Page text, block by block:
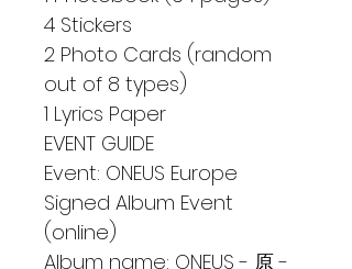
4 Stickers
2 Photo Cards (random
out of 8 types)
1 Lyrics Paper
EVENT GUIDE
Event: ONEUS Europe
Signed Album Event
(online)
Album name: ONEUS - 原 -